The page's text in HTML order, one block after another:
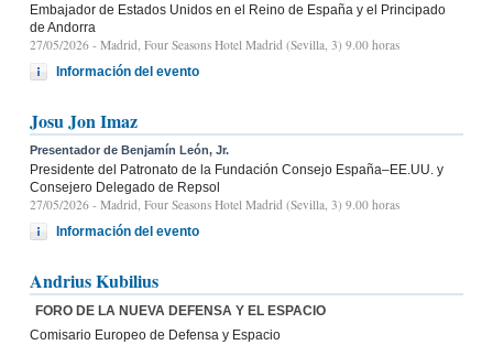
Embajador de Estados Unidos en el Reino de España y el Principado
de Andorra
27/05/2026 - Madrid, Four Seasons Hotel Madrid (Sevilla, 3) 9.00 horas
Información del evento
Josu Jon Imaz
Presentador de Benjamín León, Jr.
Presidente del Patronato de la Fundación Consejo España–EE.UU. y
Consejero Delegado de Repsol
27/05/2026 - Madrid, Four Seasons Hotel Madrid (Sevilla, 3) 9.00 horas
Información del evento
Andrius Kubilius
FORO DE LA NUEVA DEFENSA Y EL ESPACIO
Comisario Europeo de Defensa y Espacio